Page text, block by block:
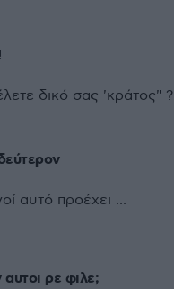
δικό σας 'κράτος" ?
αυτό προέχει ...
αυτοι ρε φιλε;